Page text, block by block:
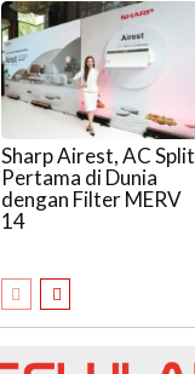
Sharp Airest, AC Split
Pertama di Dunia
dengan Filter MERV
14